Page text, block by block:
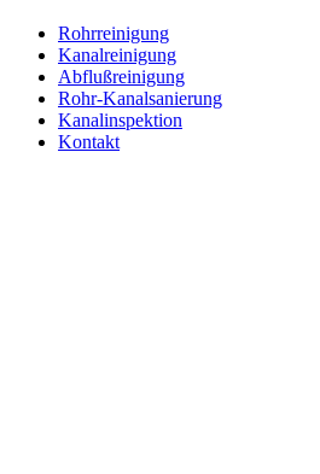
Rohrreinigung
Kanalreinigung
Abflußreinigung
Rohr-Kanalsanierung
Kanalinspektion
Kontakt